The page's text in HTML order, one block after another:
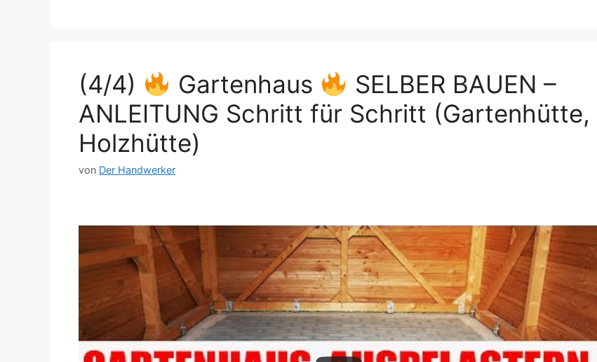
(4/4) Gartenhaus
SELBER BAUEN –
ANLEITUNG Schritt für Schritt (Gartenhütte,
Holzhütte)
von Der Handwerker
Dieses Video auf YouTube ansehen